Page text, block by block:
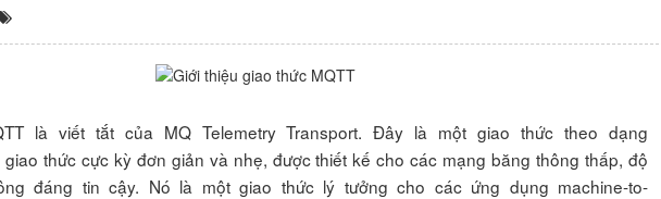
là viết tắt của MQ Telemetry Transport. Đây là một giao thức theo dạng
giao thức cực kỳ đơn giản và nhẹ, được thiết kế cho các mạng băng thông thấp, độ
đáng tin cậy. Nó là một giao thức lý tưởng cho các ứng dụng machine-to-